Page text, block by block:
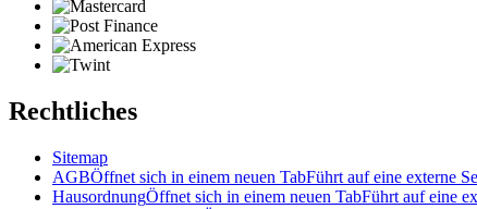
Rechtliches
Sitemap
AGBÖffnet sich in einem neuen TabFührt auf eine externe
HausordnungÖffnet sich in einem neuen TabFührt auf eine